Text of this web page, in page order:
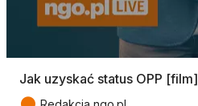
Jak uzyskać status OPP [film]